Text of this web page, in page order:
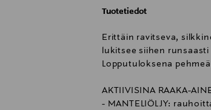
Tuotetiedot
Erittäin ravitseva,
lukitsee siihen
Lopputuloksena
AKTIIVISINA RAAKA-
- MANTELIÖLJY: